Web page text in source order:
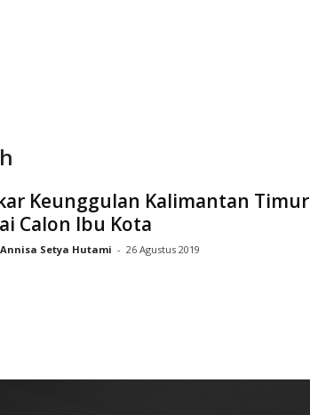
Keunggulan Kalimantan Timur
Calon Ibu Kota
Annisa Setya Hutami - 26 Agustus 2019